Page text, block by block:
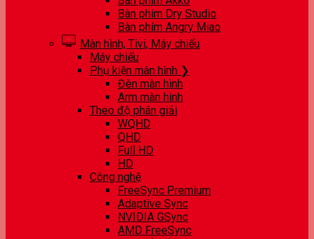
Bàn phím Dry Studio
Bàn phím Angry Miao
Màn hình, Tivi, Máy chiếu
Máy chiếu
Phụ kiện màn hình ❯
Đèn màn hình
Arm màn hình
Theo độ phân giải
WQHD
QHD
Full HD
HD
Công nghệ
FreeSync Premium
Adaptive Sync
NVIDIA GSync
AMD FreeSync